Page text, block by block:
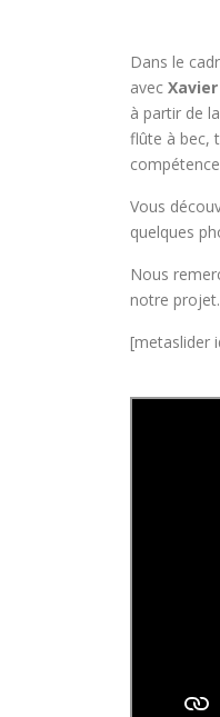
Dans le
avec
à partir de
flûte à bec,
Vous
quelques
Nous
notre projet.
[metaslider